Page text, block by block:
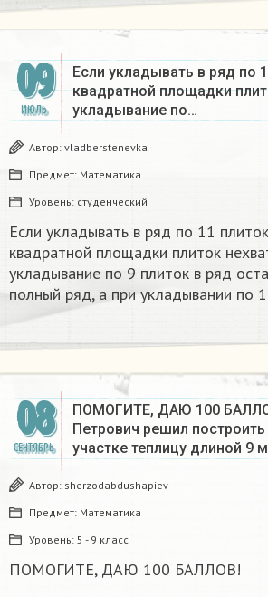
09
ИЮЛЬ
Если укладывать в ряд по
квадратной площадки
укладывание по…
Автор: vladberstenevka
Предмет: Математика
Уровень: студенческий
Если укладывать в ряд по 11
квадратной площадки плиток
укладывание по 9 плиток в ряд
полный ряд, а при укладывании по
08
СЕНТЯБРЬ
ПОМОГИТЕ, ДАЮ 100
Петрович решил
участке теплицу длиной 9
Автор: sherzodabdushapiev
Предмет: Математика
Уровень: 5 - 9 класс
ПОМОГИТЕ, ДАЮ 100 БАЛЛОВ!